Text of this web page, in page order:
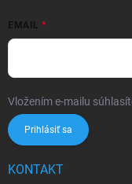
EMAIL
Vložením e-mailu
Prihlásiť sa
KONTAKT